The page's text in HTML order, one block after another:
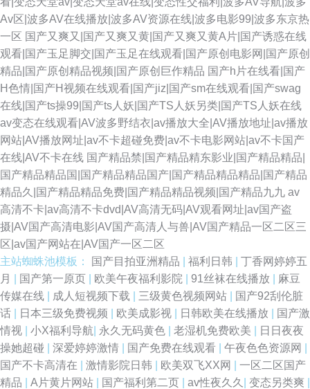
Av区|波多AV在线播放|波多AV资源在线|波多电影99|波多东京热
一区 国产又爽又|国产又爽又黄|国产又爽又黄A片|国产诱惑在线
观看|国产玉足脚交|国产玉足在线观看|国产原创电影网|国产原创
精品|国产原创精品视频|国产原创巨作精品 国产h片在线看|国产
H色情|国产H视频在线观看|国产jiz|国产sm在线观看|国产swag
在线|国产ts操99|国产ts人妖|国产TS人妖另类|国产TS人妖在线
av变态在线观看|AV波多野结衣|av播放大全|AV播放地址|av播放
网站|AV播放网址|av不卡超碰免费|av不卡电影网站|av不卡国产
在线|AV不卡在线 国产精品禁|国产精品精东影业|国产精品精品|
国产精品精品国|国产精品精品国产|国产精品精品精品|国产精品
精品久|国产精品精品免费|国产精品精品视频|国产精品九九 av
高清不卡|av高清不卡dvd|AV高清无码|AV观看网址|av国产盗
摄|AV国产高清电影|AV国产高清人与兽|AV国产精品一区二区三
区|av国产网站在|AV国产一区二区
主站蜘蛛池模板：
国产目拍亚洲精品 福利日韩
丁香网婷婷五
月
国产第一原页 欧美午夜福利影院 91丝袜在线播放
麻豆
传媒在线
成人短视频下载 三级黄色视频网站
国产92刮伦脏
话
日本三级免费视频 欧美成影视 日韩欧美在线播放
国产激
情视
小X福利导航 永久无码黄色 老湿机免费欧美
日日夜夜
操她超碰
深爱婷婷激情 国产免费在线观看 午夜色色资源网
国产不卡高清在
激情影院日韩 欧美双飞XX网
一区二区国产
精品
A片黄片网站 国产福利第二页 av性夜久久 变态另类爽